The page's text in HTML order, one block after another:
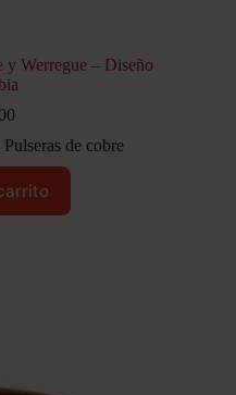
y Werregue – Diseño
Pulseras de cobre